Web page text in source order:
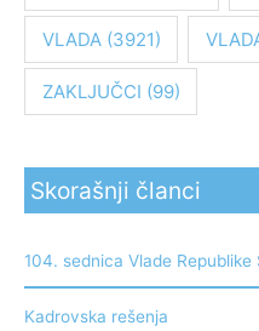
VLADA(3921)
ZAKLJUČCI (99)
Skorašnji članci
104. sednica Vlade
Kadrovska rešenja